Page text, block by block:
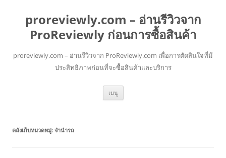
proreviewly.com – อ่านรีวิวจาก
ProReviewly ก่อนการซื้อสินค้า
proreviewly.com – อ่านรีวิวจาก ProReviewly.com เพื่อการตัดสินใจที่มี
ประสิทธิภาพก่อนที่จะซื้อสินค้าและบริการ
เมนู ข้าม
ยัง
คลังเก็บหมวดหมู่: จำนำรถ